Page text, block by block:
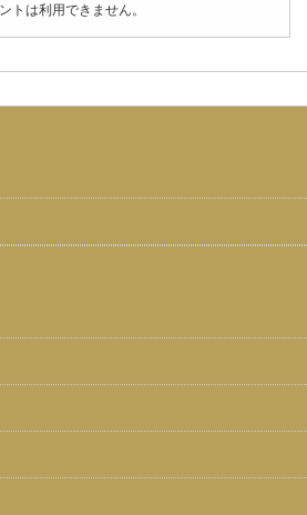
トは利用できません。